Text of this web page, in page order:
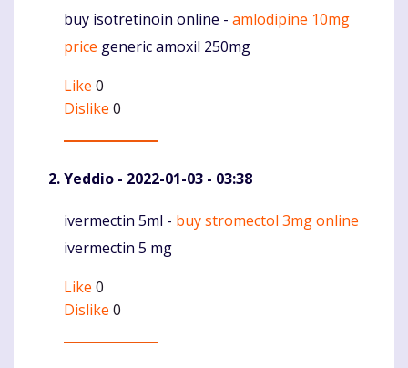
Komentaras
buy isotretinoin online - amlodipine 10mg
price generic amoxil 250mg
Like 0
Dislike 0
Yeddio - 2022-01-03 - 03:38
Komentaras
ivermectin 5ml - buy stromectol 3mg online
ivermectin 5 mg
Like 0
Dislike 0